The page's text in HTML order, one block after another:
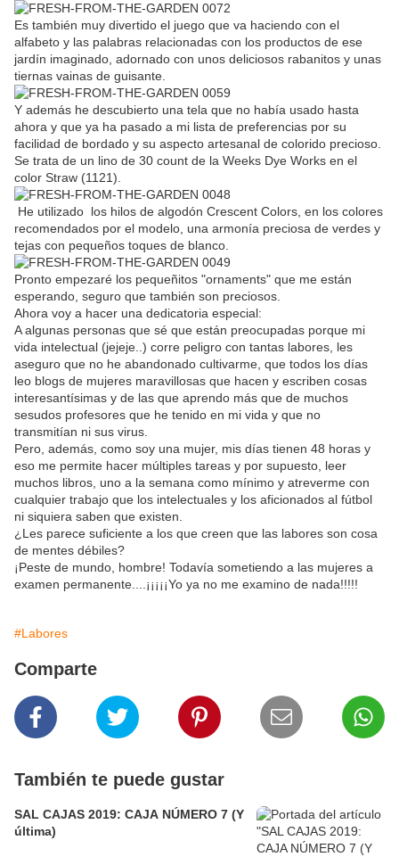
Es también muy divertido el juego que va haciendo con el
alfabeto y las palabras relacionadas con los productos de ese
jardín imaginado, adornado con unos deliciosos rabanitos y unas
tiernas vainas de guisante.
Y además he descubierto una tela que no había usado hasta
ahora y que ya ha pasado a mi lista de preferencias por su
facilidad de bordado y su aspecto artesanal de colorido precioso.
Se trata de un lino de 30 count de la Weeks Dye Works en el
color Straw (1121).
He utilizado los hilos de algodón Crescent Colors, en los colores
recomendados por el modelo, una armonía preciosa de verdes y
tejas con pequeños toques de blanco.
Pronto empezaré los pequeñitos "ornaments" que me están
esperando, seguro que también son preciosos.
Ahora voy a hacer una dedicatoria especial:
A algunas personas que sé que están preocupadas porque mi
vida intelectual (jejeje..) corre peligro con tantas labores, les
aseguro que no he abandonado cultivarme, que todos los días
leo blogs de mujeres maravillosas que hacen y escriben cosas
interesantísimas y de las que aprendo más que de muchos
sesudos profesores que he tenido en mi vida y que no
transmitían ni sus virus.
Pero, además, como soy una mujer, mis días tienen 48 horas y
eso me permite hacer múltiples tareas y por supuesto, leer
muchos libros, uno a la semana como mínimo y atreverme con
cualquier trabajo que los intelectuales y los aficionados al fútbol
ni siquiera saben que existen.
¿Les parece suficiente a los que creen que las labores son cosa
de mentes débiles?
¡Peste de mundo, hombre! Todavía sometiendo a las mujeres a
examen permanente....¡¡¡¡¡Yo ya no me examino de nada!!!!!
#Labores
Comparte
También te puede gustar
SAL CAJAS 2019: CAJA NÚMERO 7 (Y
última)